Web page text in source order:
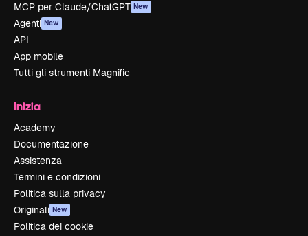
MCP per Claude/ChatGPT New
Agenti New
API
App mobile
Tutti gli strumenti Magnific
Inizia
Academy
Documentazione
Assistenza
Termini e condizioni
Politica sulla privacy
Originali New
Politica dei cookie